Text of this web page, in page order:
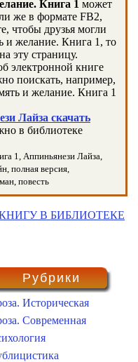
Книга 1 может
же в формате FB2,
чтобы друзья могли
и желание. Книга 1, то
эту страницу.
электронной книге
поискать, например,
и желание. Книга 1
Лайза скачать
в библиотеке
1, Аппиньянези Лайза,
полная версия,
повесть
В БИБЛИОТЕКЕ
Рубрики
Историческая
Современная